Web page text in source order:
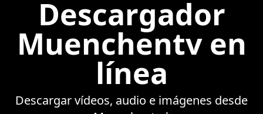
Descargador
Muenchentv en
línea
Descargar vídeos, audio e imágenes desde